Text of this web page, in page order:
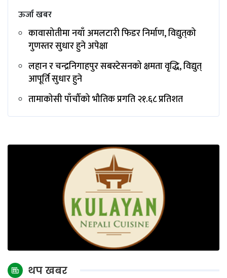
ऊर्जा खबर
कावासोतीमा नयाँ अमलटारी फिडर निर्माण, विद्युत्‌को
गुणस्तर सुधार हुने अपेक्षा
लहान र चन्द्रनिगाहपुर सबस्टेसनको क्षमता वृद्धि, विद्युत्
आपूर्ति सुधार हुने
तामाकोसी पाँचौँको भौतिक प्रगति २१.६८ प्रतिशत
थप खबर